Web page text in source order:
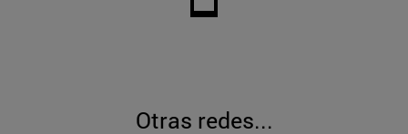
Otras redes...